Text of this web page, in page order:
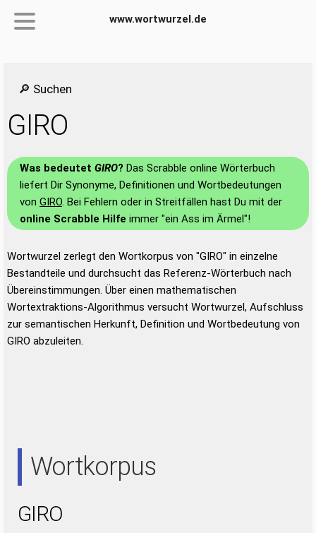
www.wortwurzel.de
🔎 Suchen
GIRO
Was bedeutet GIRO? Das Scrabble online Wörterbuch
liefert Dir Synonyme, Definitionen und Wortbedeutungen
von GIRO. Bei Fehlern oder in Streitfällen hast Du mit der
online Scrabble Hilfe immer "ein Ass im Ärmel"!
Wortwurzel zerlegt den Wortkorpus von "GIRO" in einzelne
Bestandteile und durchsucht das Referenz-Wörterbuch nach
Übereinstimmungen. Über einen mathematischen
Wortextraktions-Algorithmus versucht Wortwurzel, Aufschluss
zur semantischen Herkunft, Definition und Wortbedeutung von
GIRO abzuleiten.
Wortkorpus
GIRO